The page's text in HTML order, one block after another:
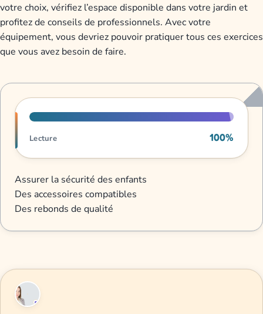
votre choix, vérifiez l’espace disponible dans votre jardin et
profitez de conseils de professionnels. Avec votre
équipement, vous devriez pouvoir pratiquer tous ces exercices
que vous avez besoin de faire.
Progression de lecture
Lecture 100%
Assurer la sécurité des enfants
Des accessoires compatibles
Des rebonds de qualité